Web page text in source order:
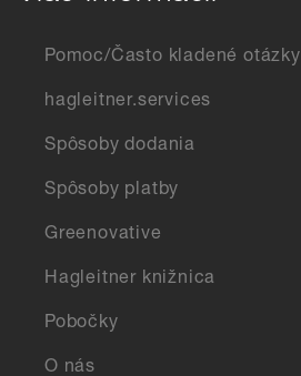
Pomoc/Často kladené otázky
hagleitner.services
Spôsoby dodania
Spôsoby platby
Greenovative
Hagleitner knižnica
Pobočky
O nás